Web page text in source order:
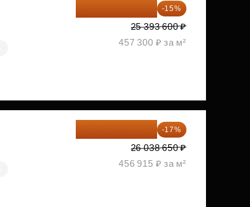
-15%
25 393 600 ₽
457 300 ₽ за м²
-17%
26 038 650 ₽
456 915 ₽ за м²